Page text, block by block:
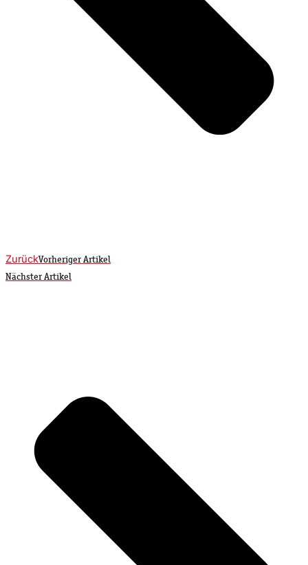
ZurückVorheriger Artikel
Nächster Artikel